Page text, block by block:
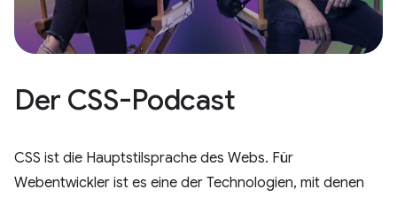
Der CSS-Podcast
CSS ist die Hauptstilsprache des Webs. Für
Webentwickler ist es eine der Technologien, mit denen